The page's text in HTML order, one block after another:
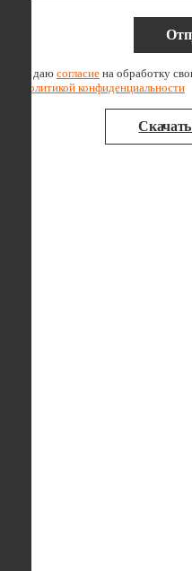
Я даю согласие на обработку
политикой конфиденциальности